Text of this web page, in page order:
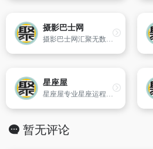
摄影巴士网
摄影巴士网汇聚无数知名摄影师的摄影经验和技巧,为摄影爱好者提供器材选购、构图用光、后期处理等各类摄影知识,是国内好的摄影学习平台
星座屋
星座屋专业星座运程预测网,提供星座、个性、开运方法、运势、配对、解梦以及心理测试、血型、生肖、塔罗牌、算命、风水等星相命理信息。
暂无评论